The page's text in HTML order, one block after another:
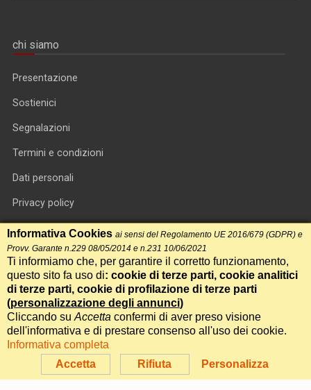
chi siamo
Presentazione
Sostienici
Segnalazioni
Termini e condizioni
Dati personali
Privacy policy
Informativa cookie
RSS feed
RSS Top News
Contatti
International Communication S.r.l. • P.IVA 14478081004 • Testata
giornalistica n.191, reg. Tribunale di Roma del 14/12/2017
Powered byItala
Accetta Rifiuta Personalizza
Informativa Cookies ai sensi del Regolamento UE 2016/679 (GDPR) e
Provv. Garante n.229 08/05/2014 e n.231 10/06/2021
Ti informiamo che, per garantire il corretto funzionamento,
questo sito fa uso di: cookie di terze parti, cookie analitici
di terze parti, cookie di profilazione di terze parti
(personalizzazione degli annunci)
Cliccando su Accetta confermi di aver preso visione
dell'informativa e di prestare consenso all'uso dei cookie.
Informativa completa